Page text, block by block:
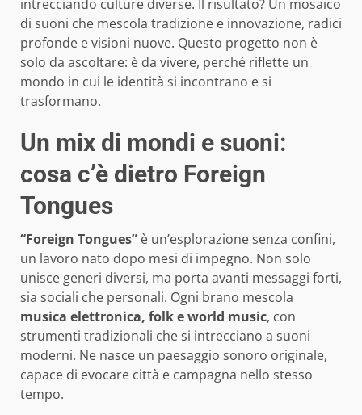
intrecciando culture diverse. Il risultato? Un mosaico
di suoni che mescola tradizione e innovazione, radici
profonde e visioni nuove. Questo progetto non è
solo da ascoltare: è da vivere, perché riflette un
mondo in cui le identità si incontrano e si
trasformano.
Un mix di mondi e suoni:
cosa c’è dietro Foreign
Tongues
“Foreign Tongues” è un’esplorazione senza confini,
un lavoro nato dopo mesi di impegno. Non solo
unisce generi diversi, ma porta avanti messaggi forti,
sia sociali che personali. Ogni brano mescola
musica elettronica, folk e world music, con
strumenti tradizionali che si intrecciano a suoni
moderni. Ne nasce un paesaggio sonoro originale,
capace di evocare città e campagna nello stesso
tempo.